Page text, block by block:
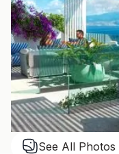
See All Photos